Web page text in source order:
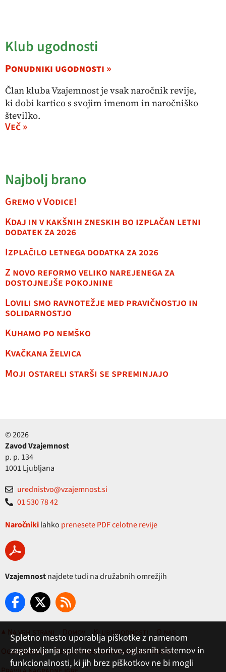
Klub ugodnosti
Ponudniki ugodnosti »
Član kluba Vzajemnost je vsak naročnik revije,
ki dobi kartico s svojim imenom in naročniško
številko.
Več »
Najbolj brano
Gremo v Vodice!
Kdaj in v kakšnih zneskih bo izplačan letni
dodatek za 2026
Izplačilo letnega dodatka za 2026
Z novo reformo veliko narejenega za
dostojnejše pokojnine
Lovili smo ravnotežje med pravičnostjo in
solidarnostjo
Kuhamo po nemško
Kvačkana želvica
Moji ostareli starši se spreminjajo
© 2026
Zavod Vzajemnost
p. p. 134
1001 Ljubljana
urednistvo@vzajemnost.si
01 530 78 42
Naročnikilahko prenesete PDF celotne revije
Vzajemnostnajdete tudi na družabnih omrežjih
▲ Na vrh strani Domov Klub ugodnosti
O nas
Oglaševanje
Pogoji rabe, zasebnost in piškotki
Spletno mesto uporablja piškotke z namenom
zagotavljanja spletne storitve, oglasnih sistemov in
funkcionalnosti, ki jih brez piškotkov ne bi mogli